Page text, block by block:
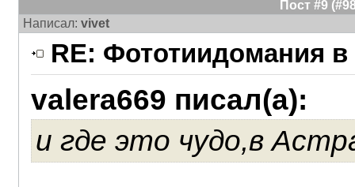
Пост #9
Написал: vivet
RE: Фототиидомания в
valera669 писал(а):
и где это чудо,в